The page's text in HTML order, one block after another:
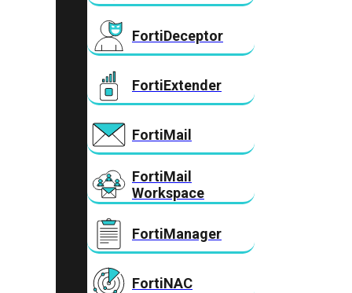
FortiDeceptor
FortiExtender
FortiMail
FortiMail
Workspace
FortiManager
FortiNAC